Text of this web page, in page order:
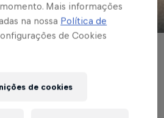
© Red Bull Bragantino
20 do
Mais informações
na nossa Política de
de Cookies
de cookies